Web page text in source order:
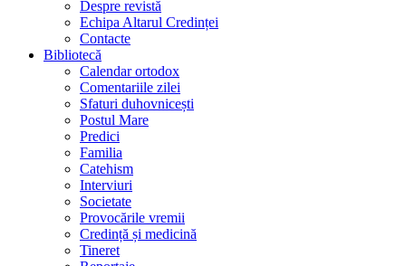
Despre revistă
Echipa Altarul Credinței
Contacte
Bibliotecă
Calendar ortodox
Comentariile zilei
Sfaturi duhovnicești
Postul Mare
Predici
Familia
Catehism
Interviuri
Societate
Provocările vremii
Credință și medicină
Tineret